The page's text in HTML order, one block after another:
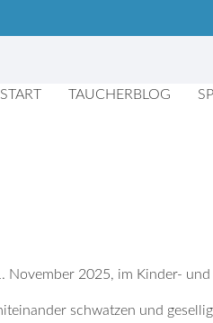
START TAUCHERBLOG
November 2025, im Kinder-
schwatzen und